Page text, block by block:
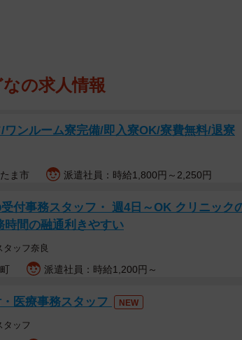
なの求人情報
ワンルーム寮完備/即入寮OK/寮費無料/退寮
ま市 派遣社員：時給1,800円～2,250円
付事務スタッフ・ 週4日～OK クリニック
時間の融通利きやすい
タッフ奈良
派遣社員：時給1,200円～
医療事務スタッフ NEW
タッフ